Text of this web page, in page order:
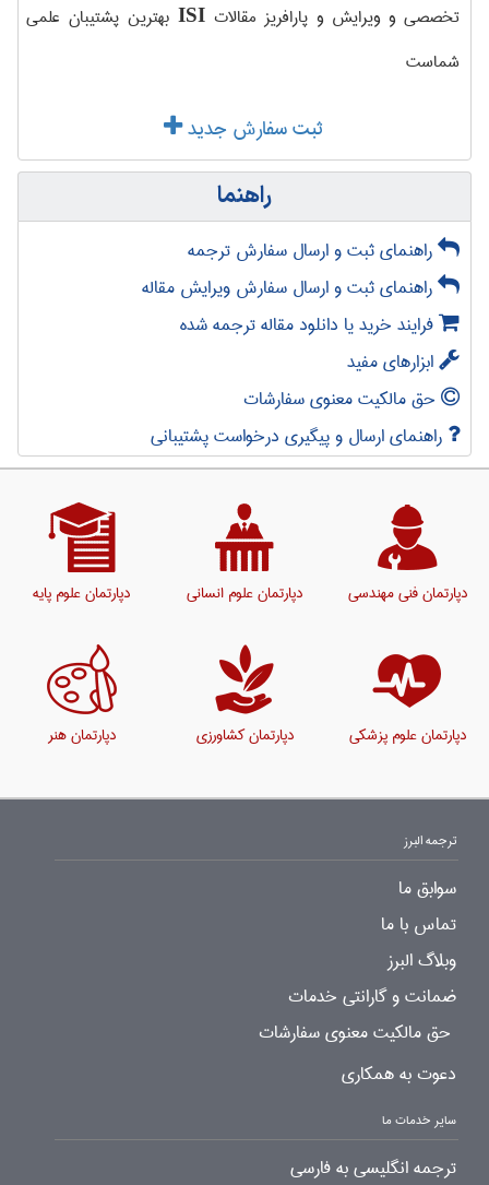
تخصصی و ویرایش و پارافریز مقالاتISI بهترین پشتیبان علمی
شماست
ثبت سفارش جدید
راهنما
راهنمای ثبت و ارسال سفارش ترجمه
راهنمای ثبت و ارسال سفارش ویرایش مقاله
فرایند خرید یا دانلود مقاله ترجمه شده
ابزارهای مفید
حق مالکیت معنوی سفارشات
راهنمای ارسال و پیگیری درخواست پشتیبانی
دپارتمان فنی مهندسی دپارتمان علوم انسانی دپارتمان علوم پایه
دپارتمان علوم پزشکی دپارتمان کشاورزی دپارتمان هنر
ترجمه البرز
سوابق ما
تماس با ما
وبلاگ البرز
ضمانت و گارانتی خدمات
حق مالکیت معنوی سفارشات
دعوت به همکاری
سایر خدمات ما
ترجمه انگلیسی به فارسی